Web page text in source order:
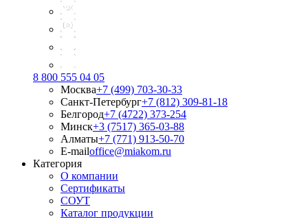
8 800 555 04 05
Москва+7 (499) 703-30-33
Санкт-Петербург+7 (812) 309-81-18
Белгород+7 (4722) 373-254
Минск+3 (7517) 365-03-88
Алматы+7 (771) 913-50-70
E-mailoffice@miakom.ru
Категория
О компании
Сертификаты
СОУТ
Каталог продукции